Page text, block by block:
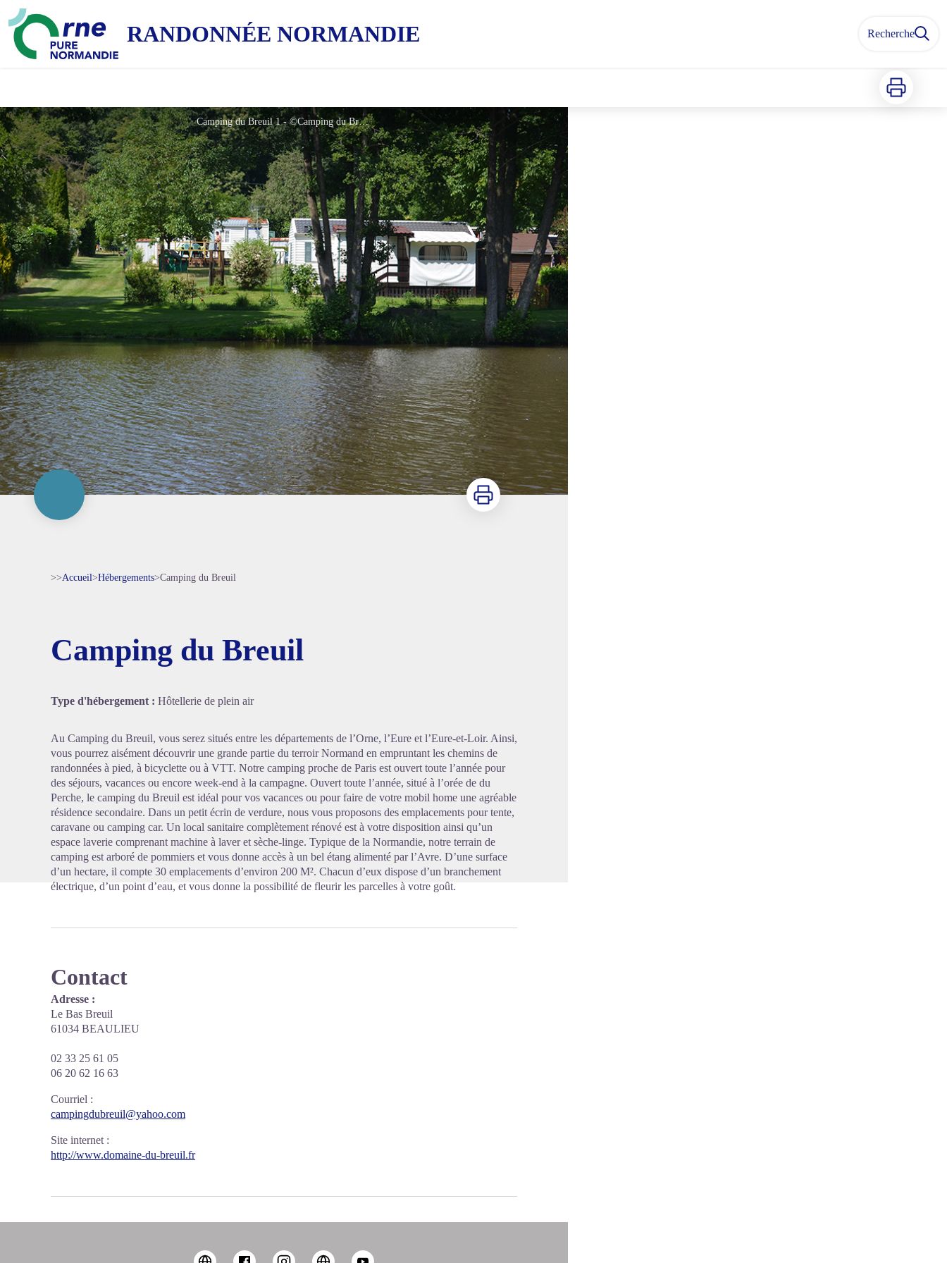
RANDONNÉE NORMANDIE Recherche
Imprimer
Camping du Breuil 1 - ©Camping du Breuil
Imprimer
>>Accueil>Hébergements>Camping du Breuil
Camping du Breuil
Type d'hébergement : Hôtellerie de plein air
Au Camping du Breuil, vous serez situés entre les départements de l’Orne, l’Eure et l’Eure-et-Loir. Ainsi,
vous pourrez aisément découvrir une grande partie du terroir Normand en empruntant les chemins de
randonnées à pied, à bicyclette ou à VTT. Notre camping proche de Paris est ouvert toute l’année pour
des séjours, vacances ou encore week-end à la campagne. Ouvert toute l’année, situé à l’orée de du
Perche, le camping du Breuil est idéal pour vos vacances ou pour faire de votre mobil home une agréable
résidence secondaire. Dans un petit écrin de verdure, nous vous proposons des emplacements pour tente,
caravane ou camping car. Un local sanitaire complètement rénové est à votre disposition ainsi qu’un
espace laverie comprenant machine à laver et sèche-linge. Typique de la Normandie, notre terrain de
camping est arboré de pommiers et vous donne accès à un bel étang alimenté par l’Avre. D’une surface
d’un hectare, il compte 30 emplacements d’environ 200 M². Chacun d’eux dispose d’un branchement
électrique, d’un point d’eau, et vous donne la possibilité de fleurir les parcelles à votre goût.
Contact
Adresse :
Le Bas Breuil
61034 BEAULIEU
02 33 25 61 05
06 20 62 16 63
Courriel :
campingdubreuil@yahoo.com
Site internet :
http://www.domaine-du-breuil.fr